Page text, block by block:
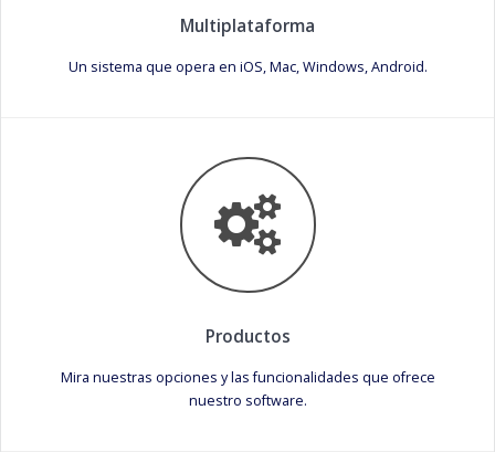
Multiplataforma
Un sistema que opera en iOS, Mac, Windows, Android.
Productos
Mira nuestras opciones y las funcionalidades que ofrece
nuestro software.